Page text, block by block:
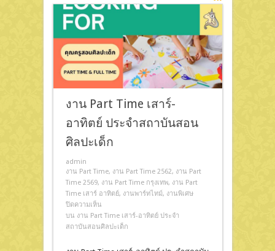
งาน Part Time เสาร์-
อาทิตย์ ประจำสถาบันสอน
ศิลปะเด็ก
admin
งาน Part Time, งาน Part Time 2562, งาน Part
Time 2569, งาน Part Time กรุงเทพ, งาน Part
Time เสาร์ อาทิตย์, งานพาร์ทไทม์, งานพิเศษ
ปิดความเห็น
บน งาน Part Time เสาร์-อาทิตย์ ประจำ
สถาบันสอนศิลปะเด็ก